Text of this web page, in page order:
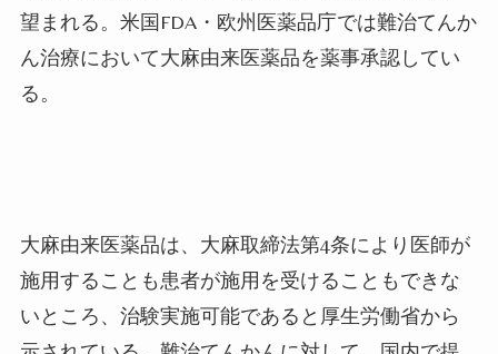
望まれる。米国 FDA・欧州医薬品庁では難治てんか
ん治療において大麻由来医薬品を薬事承認してい
る。
大麻由来医薬品は、大麻取締法第4条により医師が
施用することも患者が施用を受けることもできな
いところ、治験実施可能であると厚生労働省から